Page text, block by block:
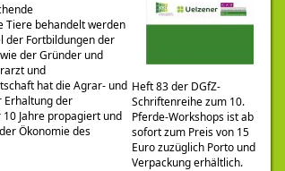
Tiere behandelt werden
der Fortbildungen der
der Gründer und
und
hat die Agrar- und
Erhaltung der
Jahre propagiert und
Ökonomie des
Heft 83 der DGfZ-
Schriftenreihe zum 10.
Pferde-Workshops ist ab
sofort zum Preis von 15
Euro zuzüglich Porto und
Verpackung erhältlich.